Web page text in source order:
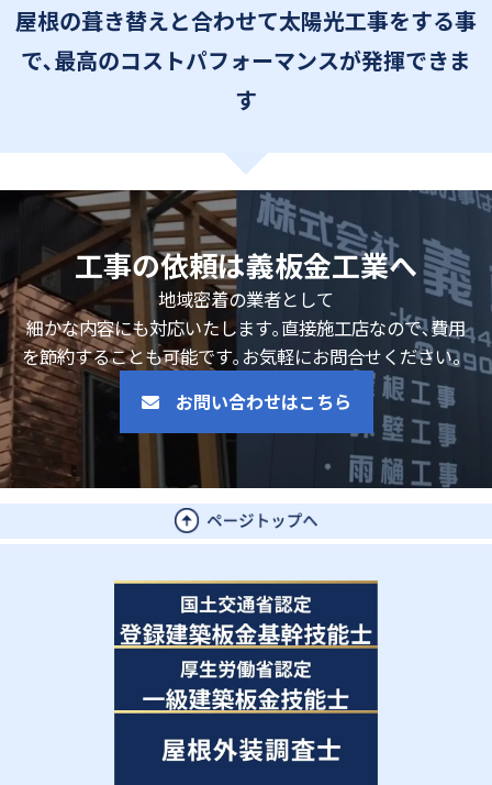
屋根の葺き替えと合わせて太陽光工事をする事
で､最高のコストパフォーマンスが発揮できま
す
工事の依頼は義板金工業へ
地域密着の業者として
細かな内容にも対応いたします｡直接施工店なので､費用
を節約することも可能です｡お気軽にお問合せください。
お問い合わせはこちら